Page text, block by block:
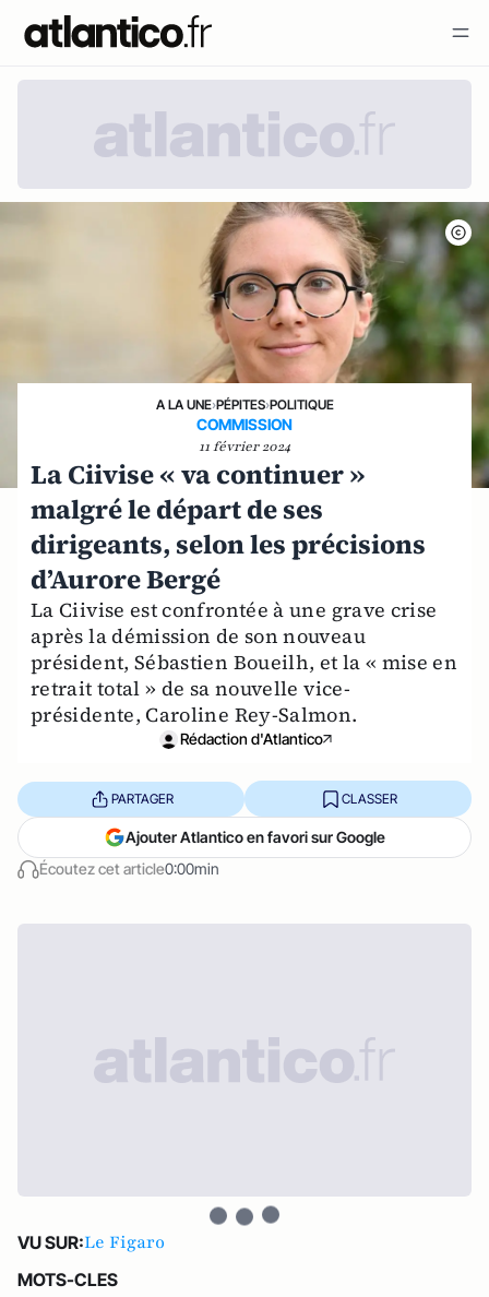
A LA UNE›PÉPITES›POLITIQUE
COMMISSION
11 février 2024
La Ciivise « va continuer »
malgré le départ de ses
dirigeants, selon les précisions
d’Aurore Bergé
La Ciivise est confrontée à une grave crise
après la démission de son nouveau
président, Sébastien Boueilh, et la « mise en
retrait total » de sa nouvelle vice-
présidente, Caroline Rey-Salmon.
Rédaction d'Atlantico
Écoutez cet article0:00min
PARTAGER CLASSER
Ajouter Atlantico en favori sur Google
VU SUR:Le Figaro
MOTS-CLES